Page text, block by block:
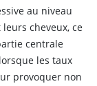
au niveau
cheveux, ce
centrale
les taux
provoquer non